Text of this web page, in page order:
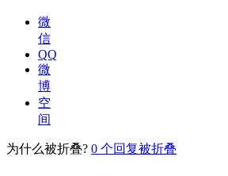
微
信
QQ
微
博
空
间
为什么被折叠? 0 个回复被折叠